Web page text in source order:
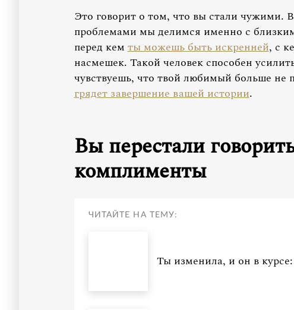
Это говорит о том, что вы стали чужими.
проблемами мы делимся именно с
перед кемты можешь быть искренней, с
насмешек. Такой человек способен
чувствуешь, что твой любимый больше не
грядет завершение вашей истории.
Вы перестали
комплименты
ЧИТАЙТЕ НА ТЕМУ:
Ты изменила, и он в курсе: